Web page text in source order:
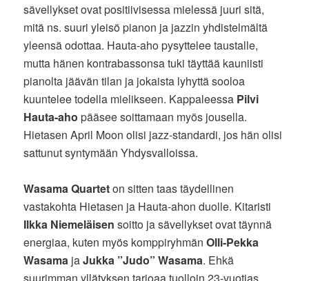
sävellykset ovat positiivisessa mielessä juuri sitä,
mitä ns. suuri yleisö pianon ja jazzin yhdistelmältä
yleensä odottaa. Hauta-aho pysyttelee taustalle,
mutta hänen kontrabassonsa tuki täyttää kauniisti
pianolta jäävän tilan ja jokaista lyhyttä sooloa
kuuntelee todella mielikseen. Kappaleessa Pilvi
Hauta-aho pääsee soittamaan myös jousella.
Hietasen April Moon olisi jazz-standardi, jos hän olisi
sattunut syntymään Yhdysvalloissa.
Wasama Quarteton sitten taas täydellinen
vastakohta Hietasen ja Hauta-ahon duolle. Kitaristi
Ilkka Niemeläisen soitto ja sävellykset ovat täynnä
energiaa, kuten myös komppiryhmänOlli-Pekka
Wasama jaJukka ”Judo” Wasama. Ehkä
suurimman yllätyksen tarjoaa tuolloin 23-vuotias